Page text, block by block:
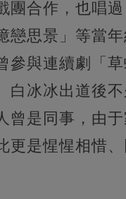
團合作，也唱
戀思景」等當
參與連續劇「
白冰冰出道後
曾是同事，由
更是惺惺相惜